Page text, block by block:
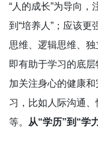
“人的成长”为导向，
到“培养人”；应该
思维、逻辑思维、
即有助于学习的底
加关注身心的健康和
习，比如人际沟通
等。
从“学历”到“学